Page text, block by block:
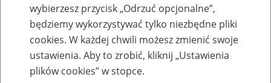
Nazwa zakładu pracy:
wybierzesz przycisk „Odrzuć opcjonalne”,
będziemy wykorzystywać tylko niezbędne pliki
cookies. W każdej chwili możesz zmienić swoje
ustawienia. Aby to zrobić, kliknij „Ustawienia
plików cookies” w stopce.